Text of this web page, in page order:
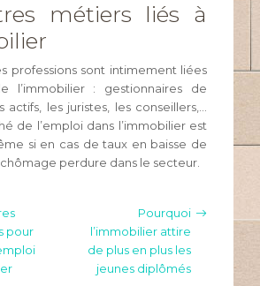
métiers liés à
professions sont intimement liées
l’immobilier : gestionnaires de
actifs, les juristes, les conseillers,…
de l’emploi dans l’immobilier est
si en cas de taux en baisse de
perdure dans le secteur.
pour
Pourquoi
l’immobilier attire
de plus en plus les
jeunes diplômés